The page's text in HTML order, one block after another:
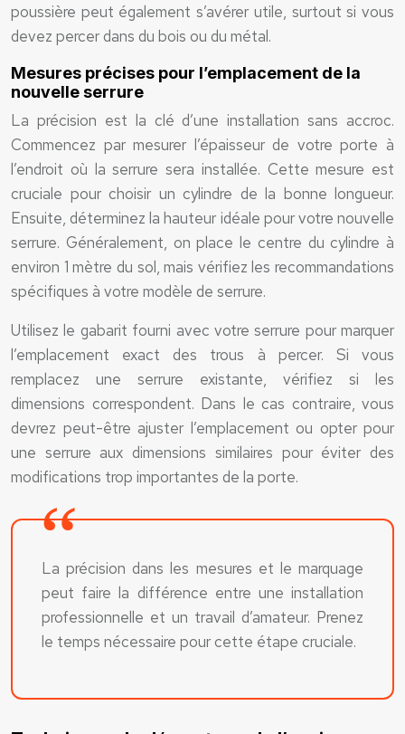
poussière peut également s’avérer utile, surtout si vous
devez percer dans du bois ou du métal.
Mesures précises pour l’emplacement de la
nouvelle serrure
La précision est la clé d’une installation sans accroc.
Commencez par mesurer l’épaisseur de votre porte à
l’endroit où la serrure sera installée. Cette mesure est
cruciale pour choisir un cylindre de la bonne longueur.
Ensuite, déterminez la hauteur idéale pour votre nouvelle
serrure. Généralement, on place le centre du cylindre à
environ 1 mètre du sol, mais vérifiez les recommandations
spécifiques à votre modèle de serrure.
Utilisez le gabarit fourni avec votre serrure pour marquer
l’emplacement exact des trous à percer. Si vous
remplacez une serrure existante, vérifiez si les
dimensions correspondent. Dans le cas contraire, vous
devrez peut-être ajuster l’emplacement ou opter pour
une serrure aux dimensions similaires pour éviter des
modifications trop importantes de la porte.
La précision dans les mesures et le marquage
peut faire la différence entre une installation
professionnelle et un travail d’amateur. Prenez
le temps nécessaire pour cette étape cruciale.